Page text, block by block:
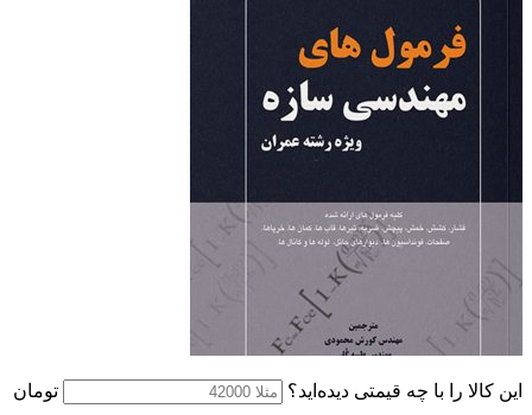
این کالا را با چه قیمتی دیده‌اید؟ تومان